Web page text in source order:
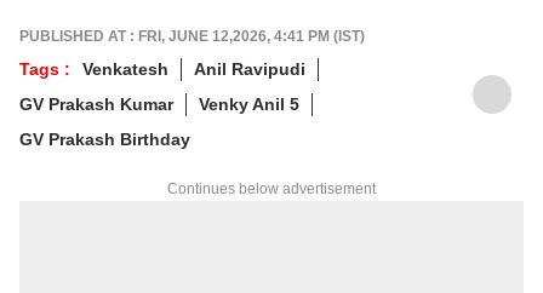
PUBLISHED AT : FRI, JUNE 12,2026, 4:41 PM (IST)
Tags : Venkatesh
Anil Ravipudi
GV Prakash Kumar
Venky Anil 5
GV Prakash Birthday
Continues below advertisement